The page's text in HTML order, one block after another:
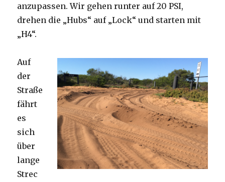
anzupassen. Wir gehen runter auf 20 PSI,
drehen die „Hubs“ auf „Lock“ und starten mit
„H4“.
Auf
der
Straße
fährt
es
sich
über
lange
Strec